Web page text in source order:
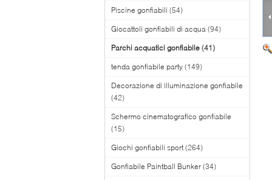
Piscine gonfiabili (54)
Giocattoli gonfiabili di acqua (94)
Parchi acquatici gonfiabile (41)
tenda gonfiabile party (149)
Decorazione di illuminazione gonfiabile
(42)
Schermo cinematografico gonfiabile
(15)
Giochi gonfiabili sport (264)
Gonfiabile Paintball Bunker (34)